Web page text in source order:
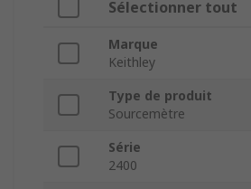
Sélectionner tout
Marque
Keithley
Type de produit
Sourcemètre
Série
2400